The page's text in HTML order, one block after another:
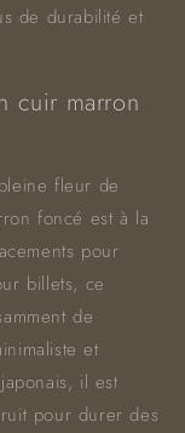
de durabilité et
cuir marron
fleur de
foncé est à la
pour
billets, ce
de
et
il est
pour durer des